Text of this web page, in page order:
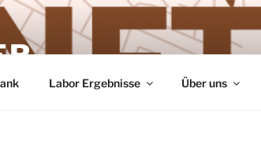
Labor Ergebnisse Über uns